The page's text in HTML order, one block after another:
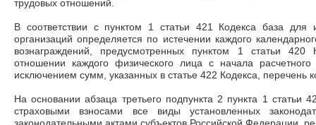
трудовых отношений.
В соответствии с пунктом 1 статьи 421 Кодекса база для
организаций определяется по истечении каждого
вознаграждений, предусмотренных пунктом 1 статьи 420
отношении каждого физического лица с начала
исключением сумм, указанных в статье 422 Кодекса,
На основании абзаца третьего подпункта 2 пункта 1 статьи
страховыми взносами все виды установленных